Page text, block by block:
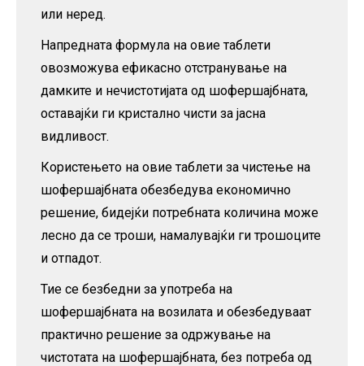
или неред.
Напредната формула на овие таблети
овозможува ефикасно отстранување на
дамките и нечистотијата од шофершајбната,
оставајќи ги кристално чисти за јасна
видливост.
Користењето на овие таблети за чистење на
шофершајбната обезбедува економично
решение, бидејќи потребната количина може
лесно да се троши, намалувајќи ги трошоците
и отпадот.
Тие се безбедни за употреба на
шофершајбната на возилата и обезбедуваат
практично решение за одржување на
чистотата на шофершајбната, без потреба од